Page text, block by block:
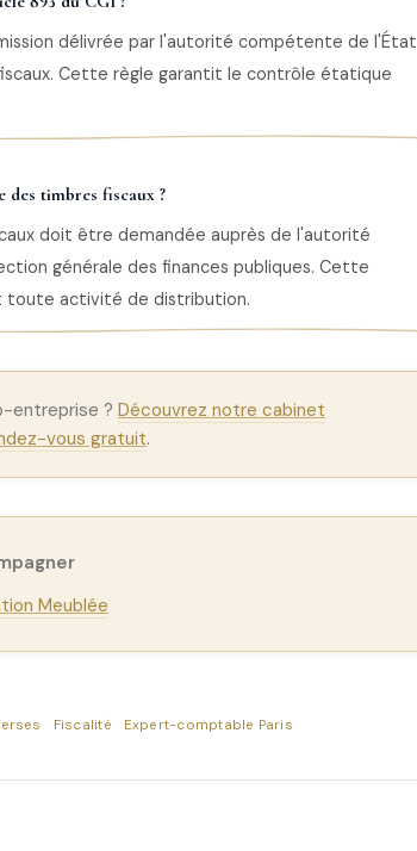
délivrée par l'autorité compétente de l'État
Cette règle garantit le contrôle étatique
timbres fiscaux ?
doit être demandée auprès de l'autorité
générale des finances publiques. Cette
toute activité de distribution.
entreprise ? Découvrez notre cabinet
vous gratuit.
Meublée
Fiscalité Expert-comptable Paris